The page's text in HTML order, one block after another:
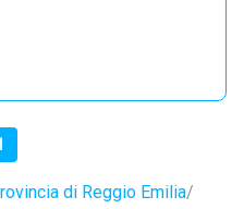
di Reggio Emilia